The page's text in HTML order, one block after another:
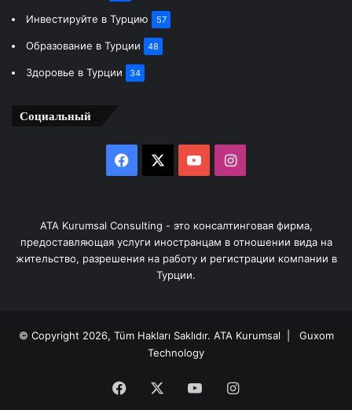
Инвестируйте в Турцию 57
Образование в Турции 48
Здоровье в Турции 34
Социальный
Facebook YouTubeInstagram
ATA Kurumsal Consulting - это консалтинговая фирма,
предоставляющая услуги иностранцам в отношении вида на
жительство, разрешения на работу и регистрации компании в
Турции.
© Copyright 2026, Tüm Hakları Saklıdır. ATA Kurumsal | Guxom
Technology
Facebook YouTubeInstagram